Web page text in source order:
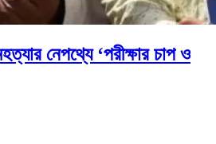
নেপথ্যে ‘পরীক্ষার চাপ ও